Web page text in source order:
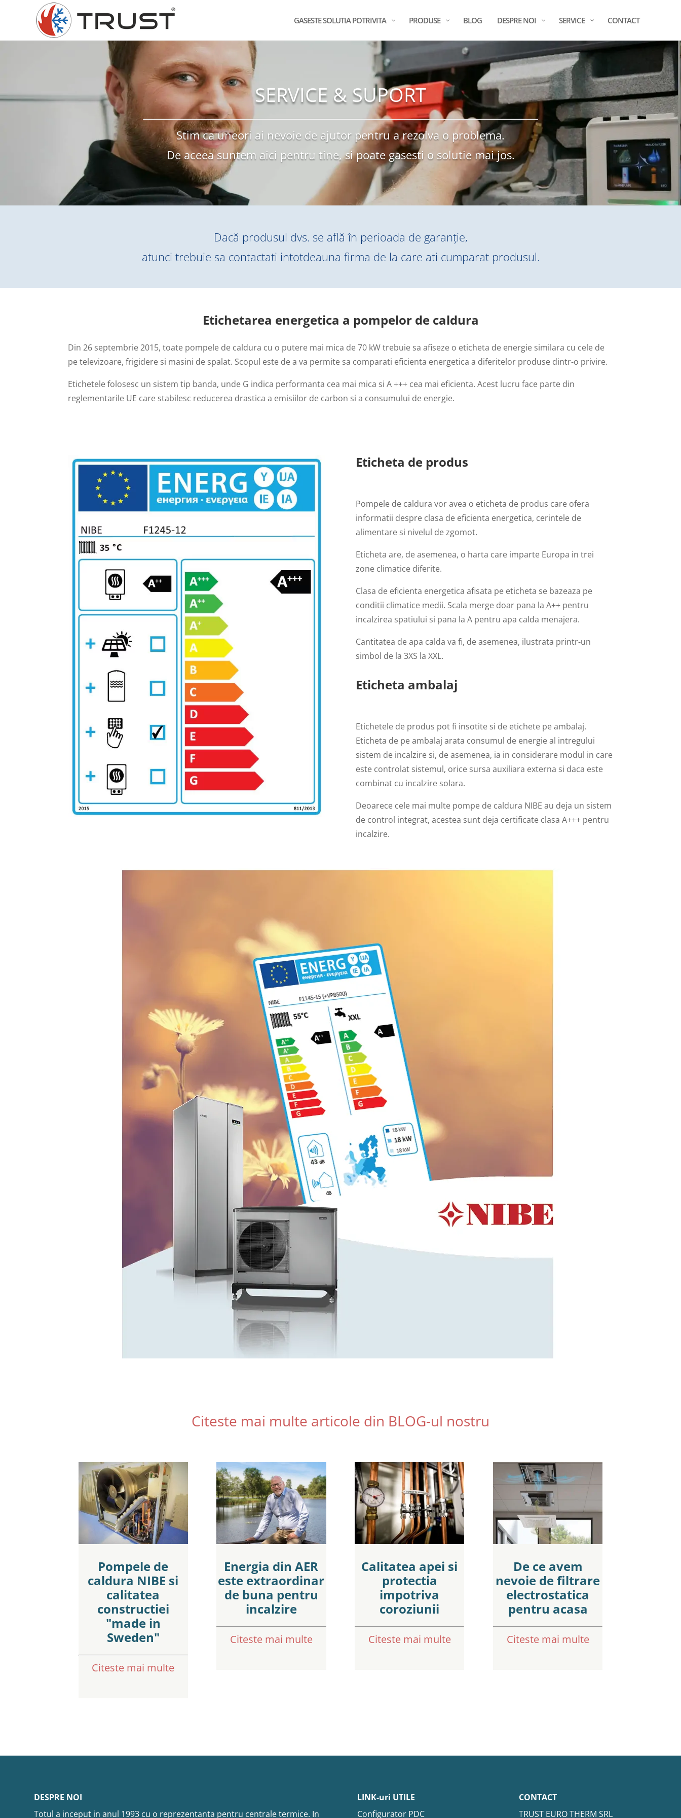
GASESTE SOLUTIA POTRIVITA PRODUSE BLOG DESPRE NOI SERVICE CONTACT
SERVICE & SUPORT
Stim ca uneori ai nevoie de ajutor pentru a rezolva o problema.
De aceea suntem aici pentru tine, si poate gasesti o solutie mai jos.
Dacă produsul dvs. se află în perioada de garanție,
atunci trebuie sa contactati intotdeauna firma de la care ati cumparat produsul.
Etichetarea energetica a pompelor de caldura
Din 26 septembrie 2015, toate pompele de caldura cu o putere mai mica de 70 kW trebuie sa afiseze o eticheta de energie similara cu cele de
pe televizoare, frigidere si masini de spalat. Scopul este de a va permite sa comparati eficienta energetica a diferitelor produse dintr-o privire.
Etichetele folosesc un sistem tip banda, unde G indica performanta cea mai mica si A +++ cea mai eficienta. Acest lucru face parte din
reglementarile UE care stabilesc reducerea drastica a emisiilor de carbon si a consumului de energie.
Eticheta de produs
Pompele de caldura vor avea o eticheta de produs care ofera
informatii despre clasa de eficienta energetica, cerintele de
alimentare si nivelul de zgomot.
Eticheta are, de asemenea, o harta care imparte Europa in trei
zone climatice diferite.
Clasa de eficienta energetica afisata pe eticheta se bazeaza pe
conditii climatice medii. Scala merge doar pana la A++ pentru
incalzirea spatiului si pana la A pentru apa calda menajera.
Cantitatea de apa calda va fi, de asemenea, ilustrata printr-un
simbol de la 3XS la XXL.
Eticheta ambalaj
Etichetele de produs pot fi insotite si de etichete pe ambalaj.
Eticheta de pe ambalaj arata consumul de energie al intregului
sistem de incalzire si, de asemenea, ia in considerare modul in care
este controlat sistemul, orice sursa auxiliara externa si daca este
combinat cu incalzire solara.
Deoarece cele mai multe pompe de caldura NIBE au deja un sistem
de control integrat, acestea sunt deja certificate clasa A+++ pentru
incalzire.
Citeste mai multe articole din BLOG-ul nostru
Pompele de
caldura NIBE si
calitatea
constructiei
"made in
Sweden"
Citeste mai multe
Energia din AER
este extraordinar
de buna pentru
incalzire
Citeste mai multe
Calitatea apei si
protectia
impotriva
coroziunii
Citeste mai multe
De ce avem
nevoie de filtrare
electrostatica
pentru acasa
Citeste mai multe
DESPRE NOI
Totul a inceput in anul 1993 cu o reprezentanta pentru centrale termice. In
LINK-uri UTILE
Configurator PDC
CONTACT
TRUST EURO THERM SRL